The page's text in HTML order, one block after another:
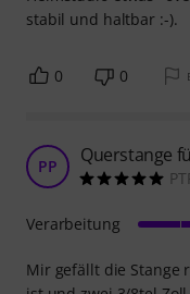
stabil und haltbar :-).
0 0
PP Querstange
Mir gefällt die Stange
Verarbeitung